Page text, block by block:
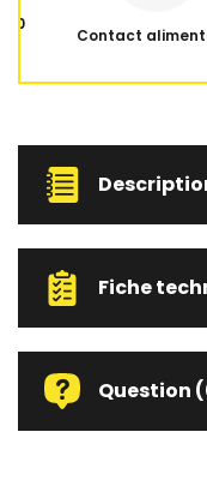
Contact
Fiche
Question